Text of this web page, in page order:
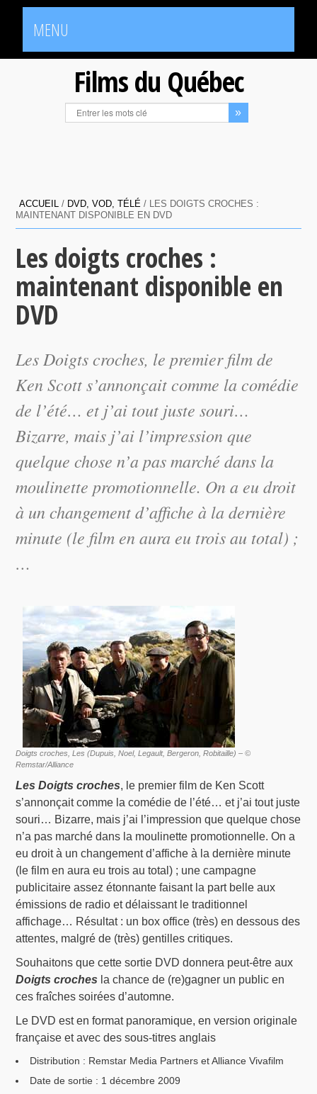
MENU
Films du Québec
ACCUEIL / DVD, VOD, TÉLÉ / LES DOIGTS CROCHES :
MAINTENANT DISPONIBLE EN DVD
Les doigts croches :
maintenant disponible en
DVD
Les Doigts croches, le premier film de
Ken Scott s’annonçait comme la comédie
de l’été… et j’ai tout juste souri…
Bizarre, mais j’ai l’impression que
quelque chose n’a pas marché dans la
moulinette promotionnelle. On a eu droit
à un changement d’affiche à la dernière
minute (le film en aura eu trois au total) ;
…
Doigts croches, Les (Dupuis, Noel, Legault, Bergeron, Robitaille) – ©
Remstar/Alliance
Les Doigts croches, le premier film de Ken Scott
s’annonçait comme la comédie de l’été… et j’ai tout juste
souri… Bizarre, mais j’ai l’impression que quelque chose
n’a pas marché dans la moulinette promotionnelle. On a
eu droit à un changement d’affiche à la dernière minute
(le film en aura eu trois au total) ; une campagne
publicitaire assez étonnante faisant la part belle aux
émissions de radio et délaissant le traditionnel
affichage… Résultat : un box office (très) en dessous des
attentes, malgré de (très) gentilles critiques.
Souhaitons que cette sortie DVD donnera peut-être aux
Doigts croches la chance de (re)gagner un public en
ces fraîches soirées d’automne.
Le DVD est en format panoramique, en version originale
française et avec des sous-titres anglais
Distribution : Remstar Media Partners et Alliance Vivafilm
Date de sortie : 1 décembre 2009